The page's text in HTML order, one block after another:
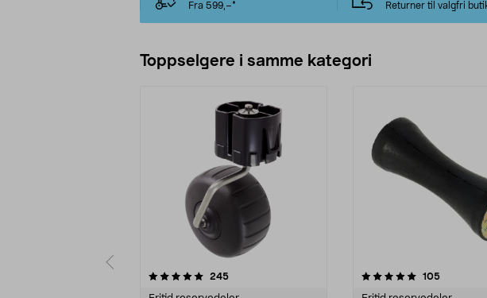
Fra 599,–*
Returner til valgfri
Toppselgere i samme kategori
245anmeldelser
5.0 av 5 stjerner 105
4.5 av 5 stjerner